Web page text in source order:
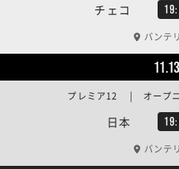
チェコ
バンテ
11.13
日本
プレミア12 | オープニ
バンテ